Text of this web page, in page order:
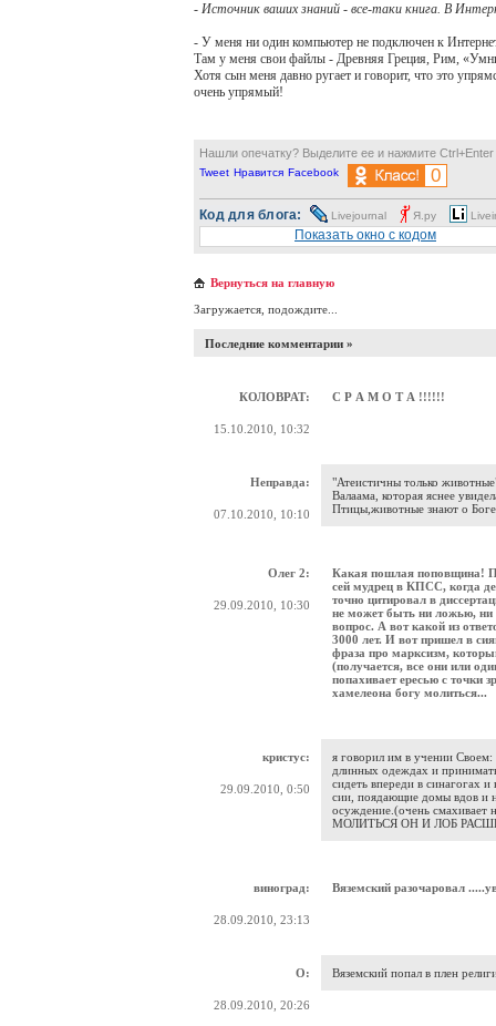
- Источник ваших знаний - все-таки книга. В
- У меня ни один компьютер не подключен к
Там у меня свои файлы - Древняя Греция, Рим,
Хотя сын меня давно ругает и говорит, что это
очень упрямый!
Нашли опечатку? Выделите ее и нажмите Ctrl+Enter
Tweet Нравится Facebook 0
Код для блога: Livejournal Я.ру
Показать окно с кодом
Вернуться на главную
Загружается, подождите...
Последние комментарии »
КОЛОВРАТ:
15.10.2010, 10:32
С Р А М О Т А !!!!!!
Неправда:
07.10.2010, 10:10
"Атеистичны только
Валаама, которая яснее
Птицы,животные знают о
Олег 2:
29.09.2010, 10:30
Какая пошлая поповщина!
сей мудрец в КПСС, когда
точно цитировал в
не может быть ни ложью, ни
вопрос. А вот какой из
3000 лет. И вот пришел в
фраза про марксизм,
(получается, все они или
попахивает ересью с точки
хамелеона богу молиться...
кристус:
29.09.2010, 0:50
я говорил им в учении Своем:
длинных одеждах и
сидеть впереди в синагогах
сии, поядающие домы вдов и
осуждение.(очень
МОЛИТЬСЯ ОН И ЛОБ
виноград:
28.09.2010, 23:13
Вяземский разочаровал
О:
28.09.2010, 20:26
Вяземский попал в плен